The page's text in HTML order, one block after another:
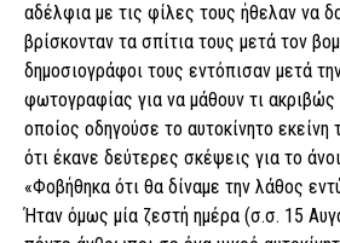
αδέλφια με τις φίλες τους ήθελαν να
βρίσκονταν τα σπίτια τους μετά τον
δημοσιογράφοι τους εντόπισαν μετά
φωτογραφίας για να μάθουν τι
οποίος οδηγούσε το αυτοκίνητο
ότι έκανε δεύτερες σκέψεις για το
«Φοβήθηκα ότι θα δίναμε την λάθος
Ήταν όμως μία ζεστή ημέρα (σ.σ. 15